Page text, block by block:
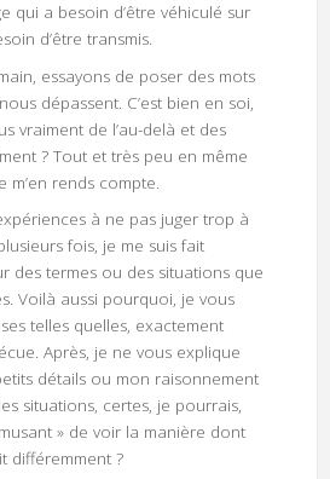
qui a besoin d’être véhiculé sur
d’être transmis.
essayons de poser des mots
dépassent. C’est bien en soi,
vraiment de l’au-delà et des
? Tout et très peu en même
m’en rends compte.
à ne pas juger trop à
fois, je me suis fait
des termes ou des situations que
Voilà aussi pourquoi, je vous
telles quelles, exactement
Après, je ne vous explique
détails ou mon raisonnement
situations, certes, je pourrais,
» de voir la manière dont
différemment ?